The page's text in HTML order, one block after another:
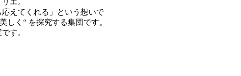
応えてくれる」という想いで
しく“ を探究する集団です。
す。